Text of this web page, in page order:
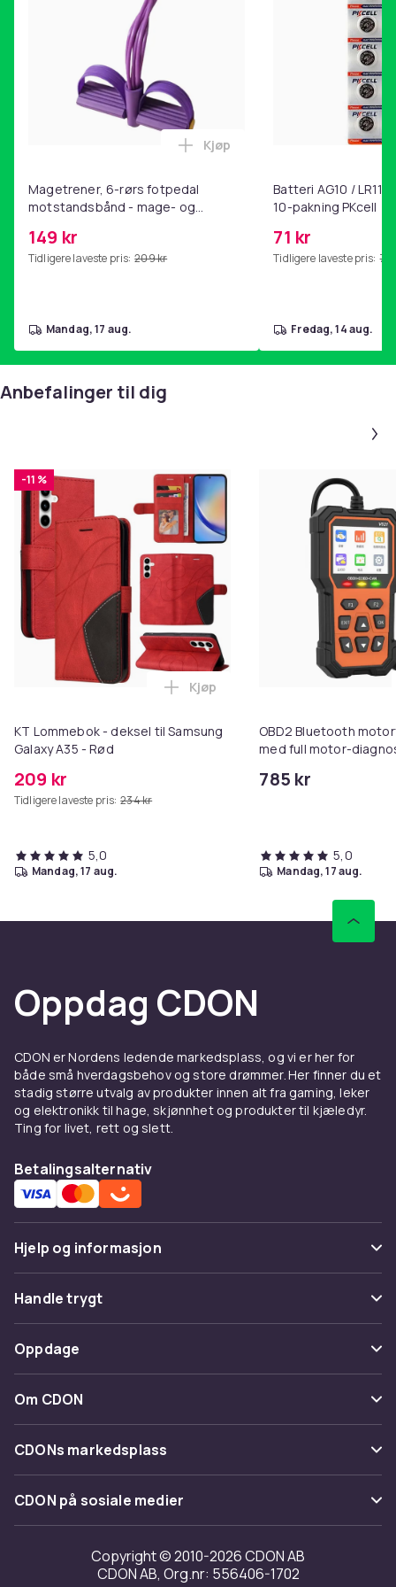
e3f2586c-abeb-52f0-8b8f-decd0b986637
Produktsikkerhetsinformasjon
Magetrener, 6-rørs fotpedal
motstandsbånd - mage- og
hjemmegymnastikk Purple
149 kr
Tidligere laveste pris: 209 kr
Legg Magetrener, 6-rørs
Kjøp
mandag, 17 aug.
Batteri AG10 /
10-pakning PKcell
71 kr
Tidligere laveste pris: 76
fredag, 14 aug.
Anbefalinger til dig
-11 %
KT Lommebok - deksel til Samsung
Galaxy A35 - Rød
209 kr
Tidligere laveste pris: 234 kr
Legg KT Lommebok - deksel til
Kjøp
5,0
mandag, 17 aug.
OBD2 Bluetooth
med full motor-
bilentusiaster – 2.8
785 kr
5,0
mandag, 17 aug.
Oppdag CDON
CDON er Nordens ledende markedsplass, og vi er her for
både små hverdagsbehov og store drømmer. Her finner du et
stadig større utvalg av produkter innen alt fra gaming, leker
og elektronikk til hage, skjønnhet og produkter til kjæledyr.
Ting for livet, rett og slett.
Betalingsalternativ
Hjelp og informasjon
Vanlige spørsmål
Spor pakke
Angre & returner her
Kontakt oss
Handle trygt
Betaling
Levering
Tilbakekallinger
Oppdage
Kategorier
Varemerker
Om CDON
Om oss
Kundeanmeldelser
Jobbe på CDON
Investor relations
CDONs markedsplass
Merchant Help Center
CDON på sosiale medier
Copyright © 2010-2026 CDON AB
CDON AB, Org.nr: 556406-1702